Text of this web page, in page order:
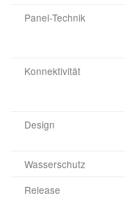
Panel-Technik
Konnektivität
Design
Wasserschutz
Release